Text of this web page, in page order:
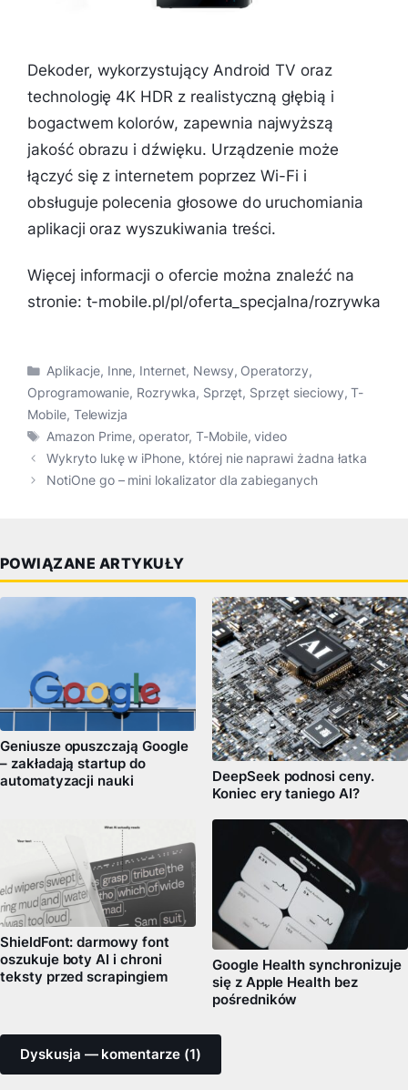
Dekoder, wykorzystujący Android TV oraz
technologię 4K HDR z realistyczną głębią i
bogactwem kolorów, zapewnia najwyższą
jakość obrazu i dźwięku. Urządzenie może
łączyć się z internetem poprzez Wi-Fi i
obsługuje polecenia głosowe do uruchomiania
aplikacji oraz wyszukiwania treści.
Więcej informacji o ofercie można znaleźć na
stronie: t-mobile.pl/pl/oferta_specjalna/rozrywka
Kategorie
Aplikacje, Inne, Internet, Newsy, Operatorzy,
Oprogramowanie, Rozrywka, Sprzęt, Sprzęt sieciowy,T-
Mobile, Telewizja
Tagi
Amazon Prime,operator, T-Mobile,video
Wykryto lukę w iPhone, której nie naprawi żadna łatka
NotiOne go – mini lokalizator dla zabieganych
POWIĄZANE ARTYKUŁY
Geniusze opuszczają Google
– zakładają startup do
automatyzacji nauki
DeepSeek podnosi ceny.
Koniec ery taniego AI?
ShieldFont: darmowy font
oszukuje boty AI i chroni
teksty przed scrapingiem
Google Health synchronizuje
się z Apple Health bez
pośredników
Dyskusja — komentarze (1)